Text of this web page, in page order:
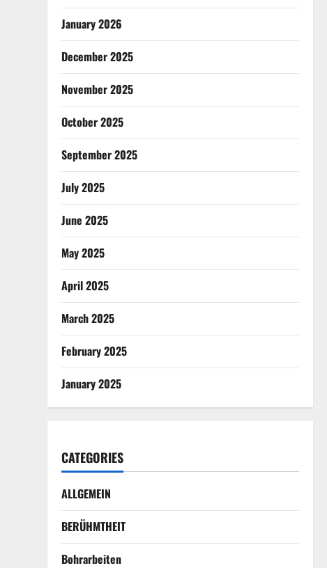
January 2026
December 2025
November 2025
October 2025
September 2025
July 2025
June 2025
May 2025
April 2025
March 2025
February 2025
January 2025
CATEGORIES
ALLGEMEIN
BERÜHMTHEIT
Bohrarbeiten